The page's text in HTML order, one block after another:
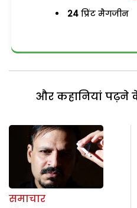
24 प्रिंट मैगजीन
और कहानियां पढ़ने
समाचार